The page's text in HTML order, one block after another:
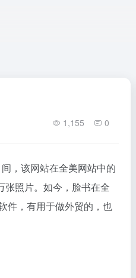
1,155 0
，该网站在全美网站中的
张照片。如今，脸书在全
件，有用于做外贸的，也